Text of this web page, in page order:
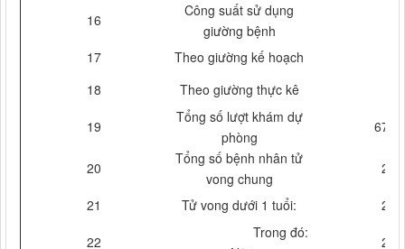
16
Công suất sử dụng
giường bệnh
17
Theo giường kế hoạch
18
Theo giường thực kê
19
Tổng số lượt khám dự
phòng
675
20
Tổng số bệnh nhân tử
vong chung
2
21 Tử vong dưới 1 tuổi: 2
22
Trong đó:
2